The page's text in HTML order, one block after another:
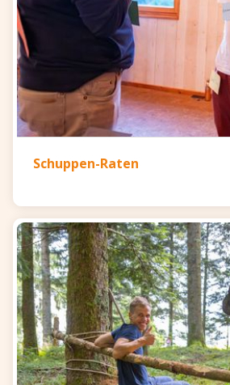
Schuppen-Raten